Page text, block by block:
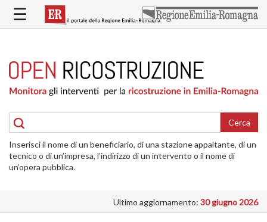
contenuto
RICOSTRUZIONE
PUBBLICA
DELLE
ABITAZIONI
RICOSTRUZIONE
ATTIVITÀ
INTERVENTI
☰
Cerca
Inserisci il nome di un beneficiario, di una stazione appaltante, di un
tecnico o di un’impresa, l’indirizzo di un intervento o il nome di
un’opera pubblica.
Ultimo aggiornamento: 30 giugno 2026